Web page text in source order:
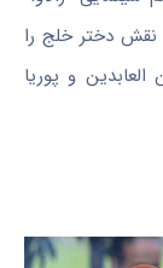
نقش دختر خلج را
و پوریا